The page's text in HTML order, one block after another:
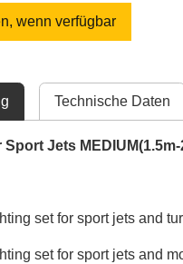
wenn verfügbar
Technische Daten
Jets MEDIUM(1.5m-
set for sport jets and
set for sport jets and